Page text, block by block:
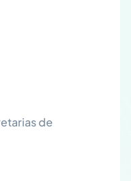
de